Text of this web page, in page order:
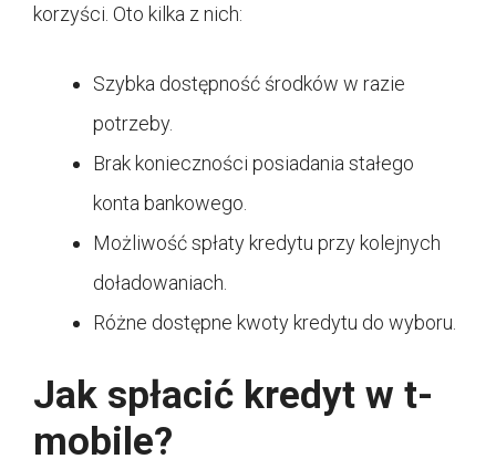
korzyści. Oto kilka z nich:
Szybka dostępność środków w razie
potrzeby.
Brak konieczności posiadania stałego
konta bankowego.
Możliwość spłaty kredytu przy kolejnych
doładowaniach.
Różne dostępne kwoty kredytu do wyboru.
Jak spłacić kredyt w t-
mobile?